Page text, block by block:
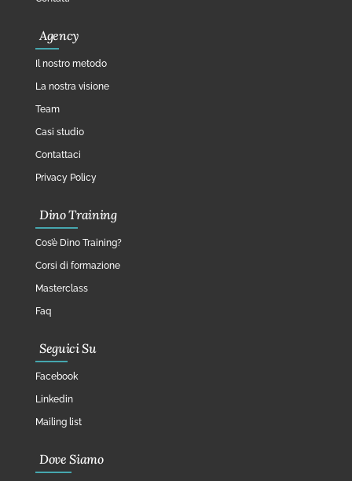
Agency
Il nostro metodo
La nostra visione
Team
Casi studio
Contattaci
Privacy Policy
Dino Training
Cos’è Dino Training?
Corsi di formazione
Masterclass
Faq
Seguici Su
Facebook
Linkedin
Mailing list
Dove Siamo